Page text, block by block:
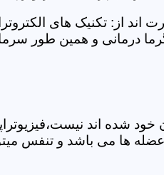
از: تکنیک های
و همین طور سرما
شده اند
ها می باشد و تنفس